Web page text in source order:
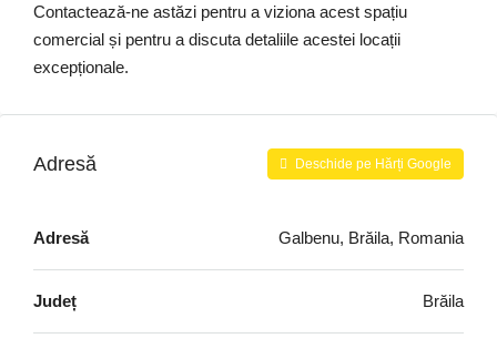
Contactează-ne astăzi pentru a viziona acest spațiu
comercial și pentru a discuta detaliile acestei locații
excepționale.
Adresă Deschide pe Hărți Google
Adresă Galbenu, Brăila, Romania
Județ Brăila